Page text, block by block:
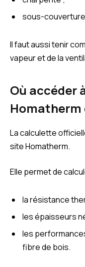
sous-
Il faut aussi tenir
vapeur et de la
Où accéder
Homatherm
La calculette
site Homatherm.
Elle permet de
la résistance
les épaisseurs
les
fibre de bois.